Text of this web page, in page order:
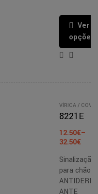
Ver
opções
VÍRICA /
- PT/EN /
SINALIZAÇÃO
ES
8221E
12.50€–
32.50€
Sinalização
para chão
ANTE